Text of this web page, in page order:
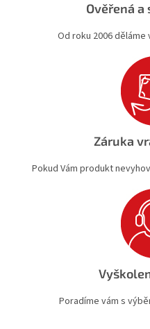
Ověřená
Od roku 2006
Záruka
Pokud Vám produkt
Poradíme vám s